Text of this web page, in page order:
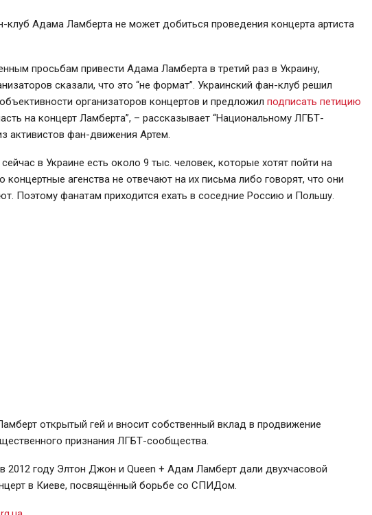
клуб Адама Ламберта не может добиться проведения концерта артиста
просьбам привести Адама Ламберта в третий раз в Украину,
сказали, что это “не формат”. Украинский фан-клуб решил
организаторов концертов и предложилподписать петицию
на концерт Ламберта”, – рассказывает “Национальному ЛГБТ-
активистов фан-движения Артем.
в Украине есть около 9 тыс. человек, которые хотят пойти на
концертные агенства не отвечают на их письма либо говорят, что они
Поэтому фанатам приходится ехать в соседние Россию и Польшу.
открытый гей и вносит собственный вклад в продвижение
признания ЛГБТ-сообщества.
2012 году Элтон Джон и Queen + Адам Ламберт дали двухчасовой
в Киеве, посвящённый борьбе со СПИДом.